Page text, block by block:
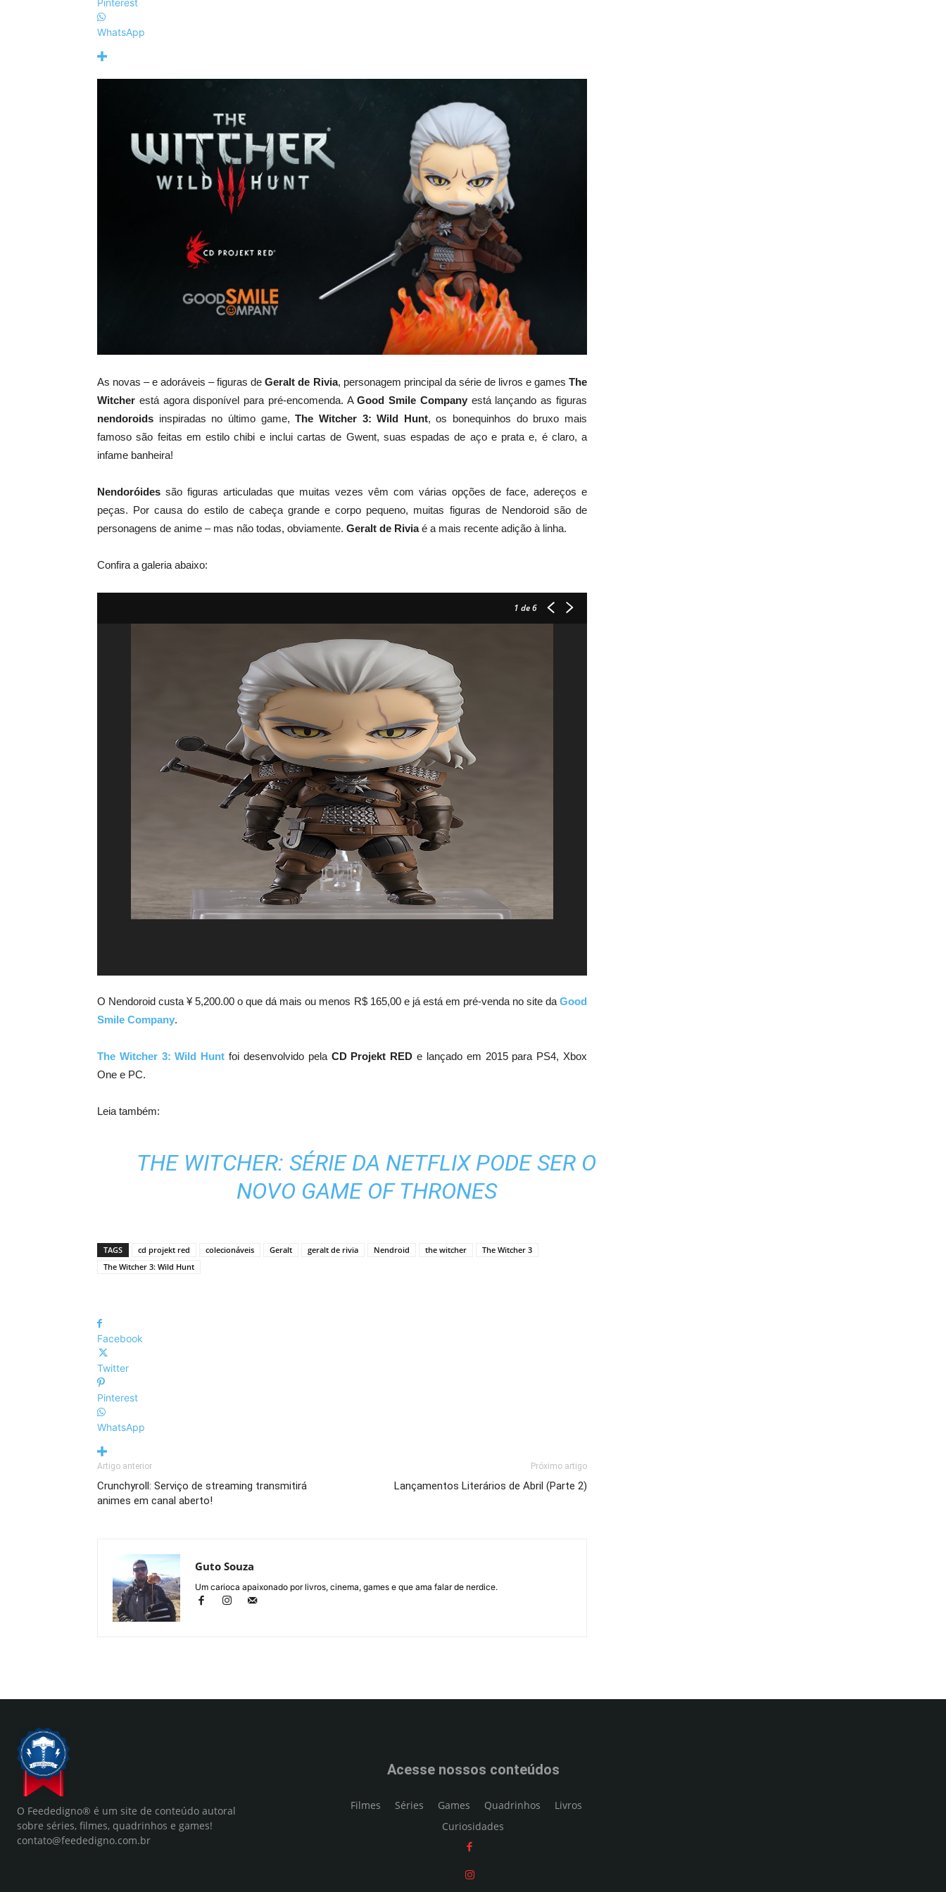
Pinterest
WhatsApp
As novas – e adoráveis – figuras deGeralt de Rivia, personagem principal da série de livros e gamesThe
Witcher está agora disponível para pré-encomenda. AGood Smile Companyestá lançando as figuras
nendoroids inspiradas no último game,The Witcher 3: Wild Hunt, os bonequinhos do bruxo mais
famoso são feitas em estilo chibi e inclui cartas de Gwent, suas espadas de aço e prata e, é claro, a
infame banheira!
Nendoróides são figuras articuladas que muitas vezes vêm com várias opções de face, adereços e
peças. Por causa do estilo de cabeça grande e corpo pequeno, muitas figuras de Nendoroid são de
personagens de anime – mas não todas, obviamente. Geralt de Riviaé a mais recente adição à linha.
Confira a galeria abaixo:
1 de 6
O Nendoroid custa ‎¥ 5,200.00 o que dá mais ou menos R$ 165,00 e já está em pré-venda no site da Good
Smile Company.
The Witcher 3: Wild Hunt foi desenvolvido pela CD Projekt RED e lançado em 2015 para PS4, Xbox
One e PC.
Leia também:
THE WITCHER: SÉRIE DA NETFLIX PODE SER O
NOVO GAME OF THRONES
TAGS cd projekt red colecionáveis Geralt geralt de rivia Nendroid the witcher
The Witcher 3
The Witcher 3: Wild Hunt
Facebook
Twitter
Pinterest
WhatsApp
Artigo anterior
Crunchyroll: Serviço de streaming transmitirá
animes em canal aberto!
Próximo artigo
Lançamentos Literários de Abril (Parte 2)
Guto Souza
Um carioca apaixonado por livros, cinema, games e que ama falar de nerdice.
O Feededigno® é um site de conteúdo autoral
sobre séries, filmes, quadrinhos e games!
contato@feededigno.com.br
Acesse nossos conteúdos
Filmes Séries Games Quadrinhos
Livros
Curiosidades